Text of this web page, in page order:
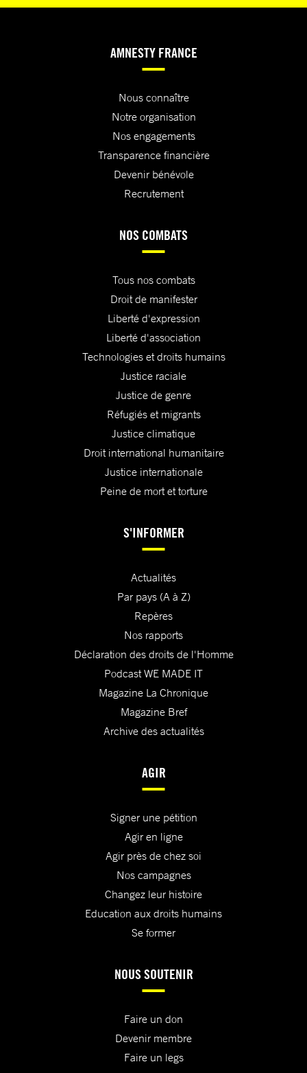
AMNESTY FRANCE
Nous connaître
Notre organisation
Nos engagements
Transparence financière
Devenir bénévole
Recrutement
NOS COMBATS
Tous nos combats
Droit de manifester
Liberté d'expression
Liberté d'association
Technologies et droits humains
Justice raciale
Justice de genre
Réfugiés et migrants
Justice climatique
Droit international humanitaire
Justice internationale
Peine de mort et torture
S'INFORMER
Actualités
Par pays (A à Z)
Repères
Nos rapports
Déclaration des droits de l'Homme
Podcast WE MADE IT
Magazine La Chronique
Magazine Bref
Archive des actualités
AGIR
Signer une pétition
Agir en ligne
Agir près de chez soi
Nos campagnes
Changez leur histoire
Education aux droits humains
Se former
NOUS SOUTENIR
Faire un don
Devenir membre
Faire un legs